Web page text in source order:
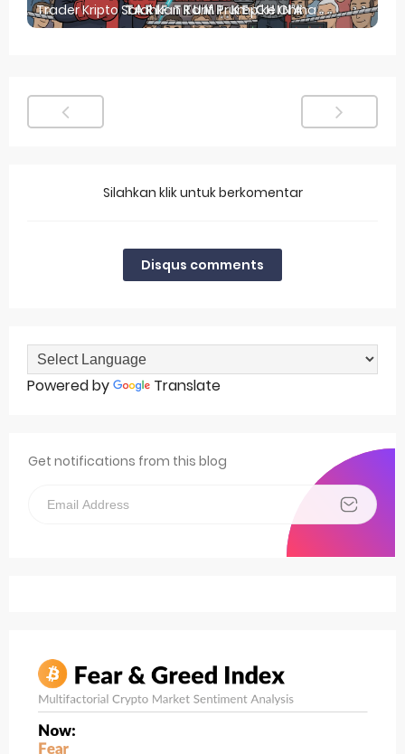
Trader Kripto Salahkan Tarif Trump ke China
Silahkan klik untuk berkomentar
Disqus comments
Powered by Translate
Get notifications from this blog